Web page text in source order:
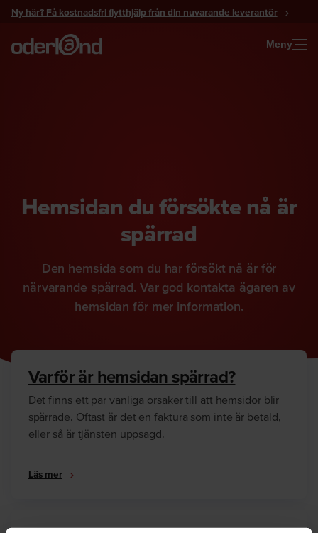
Gå
innehåll
Ny här? Få kostnadsfri flytthjälp från din nuvarande leverantör
Meny
Hemsidan du försökte nå är
spärrad
Den hemsida som du har försökt nå är för
närvarande spärrad. Var god kontakta ägaren av
hemsidan för mer information.
Varför är hemsidan spärrad?
Det finns ett par vanliga orsaker till att hemsidor blir
spärrade. Oftast är det en faktura som inte är betald,
eller så är tjänsten uppsagd.
Läs mer